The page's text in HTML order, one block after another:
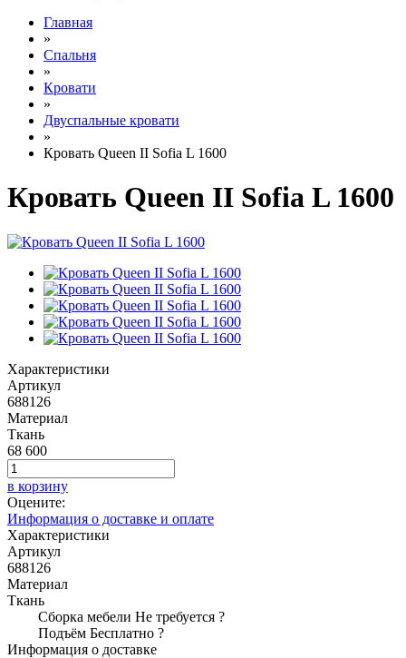
Главная
»
Спальня
»
Кровати
»
Двуспальные кровати
»
Кровать Queen II Sofia L 1600
Кровать Queen II Sofia L 1600
Характеристики
Артикул
688126
Материал
Ткань
68 600
в корзину
Оцените:
Информация о доставке и оплате
Характеристики
Артикул
688126
Материал
Ткань
Сборка мебели Не требуется ?
Подъём Бесплатно ?
Информация о доставке